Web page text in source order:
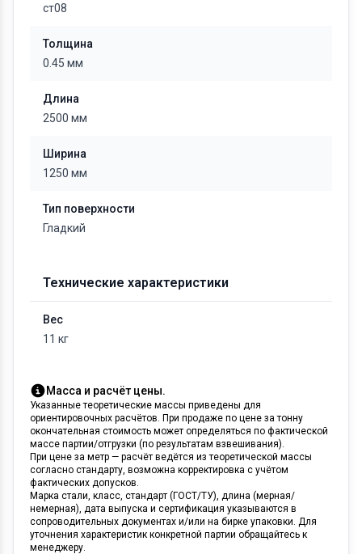
ст08
Толщина
0.45 мм
Длина
2500 мм
Ширина
1250 мм
Тип поверхности
Гладкий
Технические характеристики
Вес
11 кг
Масса и расчёт цены.
Указанные теоретические массы приведены для
ориентировочных расчётов. При продаже по цене за тонну
окончательная стоимость может определяться по фактической
массе партии/отгрузки (по результатам взвешивания).
При цене за метр — расчёт ведётся из теоретической массы
согласно стандарту, возможна корректировка с учётом
фактических допусков.
Марка стали, класс, стандарт (ГОСТ/ТУ), длина (мерная/
немерная), дата выпуска и сертификация указываются в
сопроводительных документах и/или на бирке упаковки. Для
уточнения характеристик конкретной партии обращайтесь к
менеджеру.